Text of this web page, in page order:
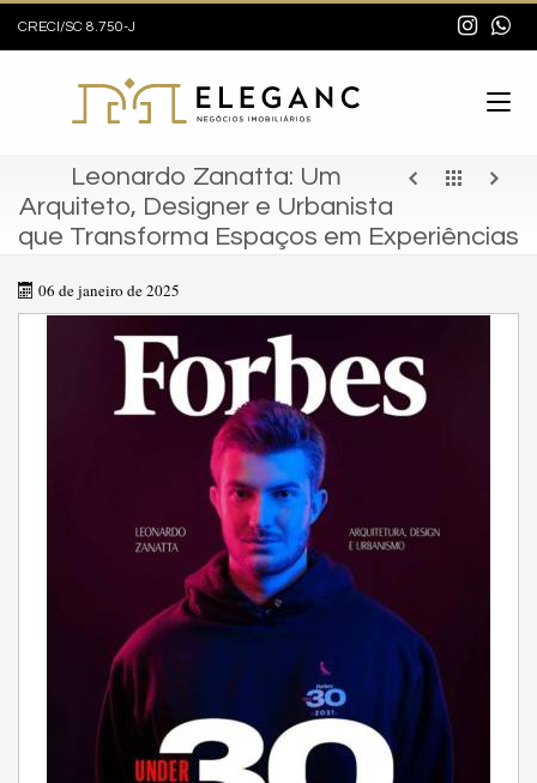
CRECI/SC 8.750-J
Leonardo Zanatta: Um
Arquiteto, Designer e Urbanista
que Transforma Espaços em Experiências
06 de janeiro de 2025